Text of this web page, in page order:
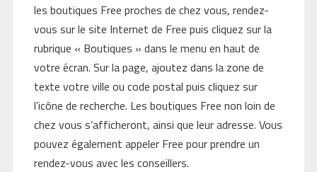
les boutiques Free proches de chez vous, rendez-
vous sur le site Internet de Free puis cliquez sur la
rubrique « Boutiques » dans le menu en haut de
votre écran. Sur la page, ajoutez dans la zone de
texte votre ville ou code postal puis cliquez sur
l’icône de recherche. Les boutiques Free non loin de
chez vous s’afficheront, ainsi que leur adresse. Vous
pouvez également appeler Free pour prendre un
rendez-vous avec les conseillers.